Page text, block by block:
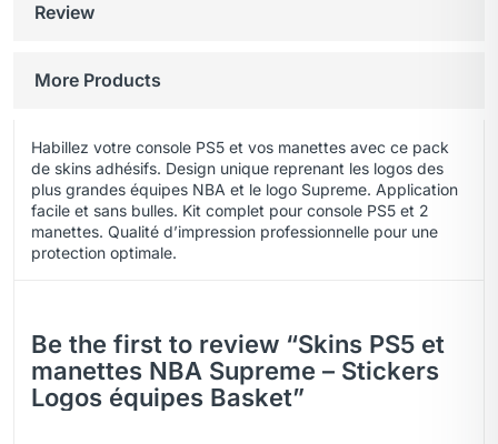
Review
More Products
Habillez votre console PS5 et vos manettes avec ce pack
de skins adhésifs. Design unique reprenant les logos des
plus grandes équipes NBA et le logo Supreme. Application
facile et sans bulles. Kit complet pour console PS5 et 2
manettes. Qualité d’impression professionnelle pour une
protection optimale.
Be the first to review “Skins PS5 et
manettes NBA Supreme – Stickers
Logos équipes Basket”